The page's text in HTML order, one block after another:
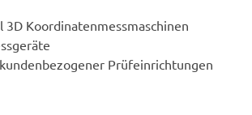
3D Koordinatenmessmaschinen
Prüfeinrichtungen